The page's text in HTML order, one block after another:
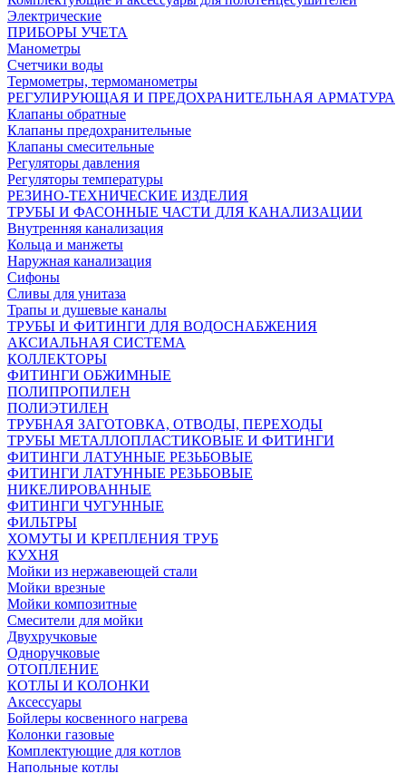
Электрические
ПРИБОРЫ УЧЕТА
Манометры
Счетчики воды
Термометры, термоманометры
РЕГУЛИРУЮЩАЯ И ПРЕДОХРАНИТЕЛЬНАЯ АРМАТУРА
Клапаны обратные
Клапаны предохранительные
Клапаны смесительные
Регуляторы давления
Регуляторы температуры
РЕЗИНО-ТЕХНИЧЕСКИЕ ИЗДЕЛИЯ
ТРУБЫ И ФАСОННЫЕ ЧАСТИ ДЛЯ КАНАЛИЗАЦИИ
Внутренняя канализация
Кольца и манжеты
Наружная канализация
Сифоны
Сливы для унитаза
Трапы и душевые каналы
ТРУБЫ И ФИТИНГИ ДЛЯ ВОДОСНАБЖЕНИЯ
АКСИАЛЬНАЯ СИСТЕМА
КОЛЛЕКТОРЫ
ФИТИНГИ ОБЖИМНЫЕ
ПОЛИПРОПИЛЕН
ПОЛИЭТИЛЕН
ТРУБНАЯ ЗАГОТОВКА, ОТВОДЫ, ПЕРЕХОДЫ
ТРУБЫ МЕТАЛЛОПЛАСТИКОВЫЕ И ФИТИНГИ
ФИТИНГИ ЛАТУННЫЕ РЕЗЬБОВЫЕ
ФИТИНГИ ЛАТУННЫЕ РЕЗЬБОВЫЕ
НИКЕЛИРОВАННЫЕ
ФИТИНГИ ЧУГУННЫЕ
ФИЛЬТРЫ
ХОМУТЫ И КРЕПЛЕНИЯ ТРУБ
КУХНЯ
Мойки из нержавеющей стали
Мойки врезные
Мойки композитные
Смесители для мойки
Двухручковые
Одноручковые
ОТОПЛЕНИЕ
КОТЛЫ И КОЛОНКИ
Аксессуары
Бойлеры косвенного нагрева
Колонки газовые
Комплектующие для котлов
Напольные котлы